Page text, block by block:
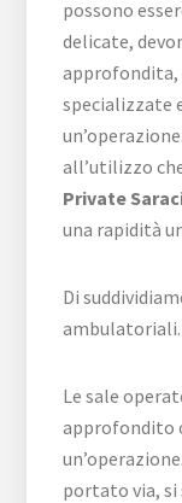
possono
delicate,
specializzate
all’utilizzo
Private
una rapidità
Di
ambulatoriali.
Le sale
approfondito
portato via,